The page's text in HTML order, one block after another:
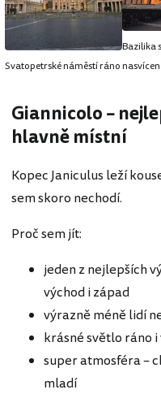
Svatopetrské náměstí ráno
Bazilika
Giannicolo –
hlavně místní
Kopec Janiculus leží
sem skoro nechodí.
Proč sem jít:
jeden z nejlepších
východ i západ
výrazně méně lidí
krásné světlo ráno
super atmosféra –
mladí